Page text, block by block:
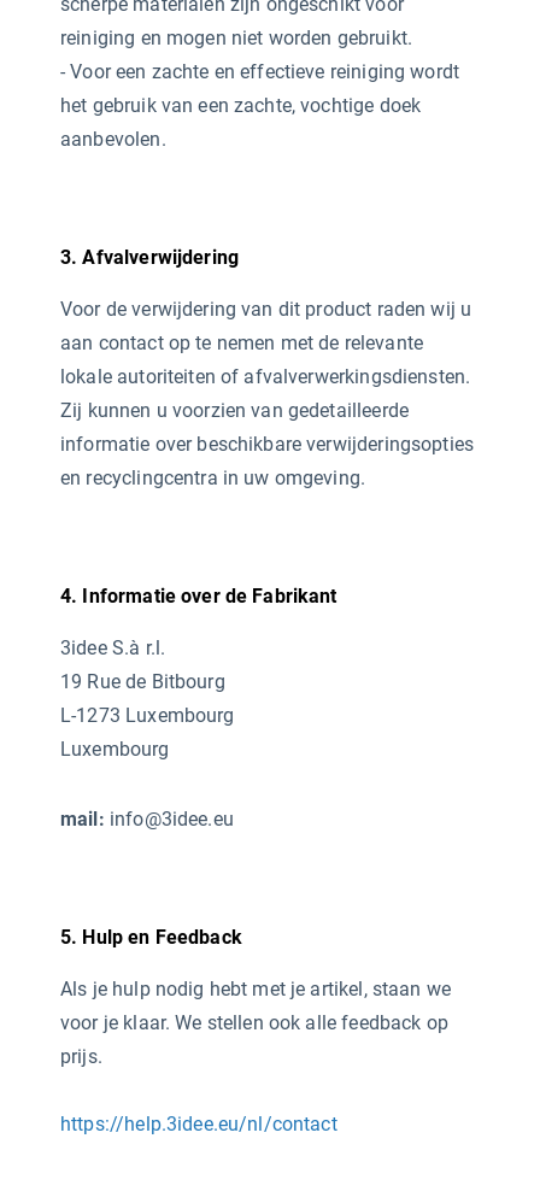
reiniging en mogen niet worden gebruikt.
- Voor een zachte en effectieve reiniging wordt
het gebruik van een zachte, vochtige doek
aanbevolen.
3. Afvalverwijdering
Voor de verwijdering van dit product raden wij u
aan contact op te nemen met de relevante
lokale autoriteiten of afvalverwerkingsdiensten.
Zij kunnen u voorzien van gedetailleerde
informatie over beschikbare verwijderingsopties
en recyclingcentra in uw omgeving.
4. Informatie over de Fabrikant
3idee S.à r.l.
19 Rue de Bitbourg
L-1273 Luxembourg
Luxembourg
mail: info@3idee.eu
5. Hulp en Feedback
Als je hulp nodig hebt met je artikel, staan we
voor je klaar. We stellen ook alle feedback op
prijs.
https://help.3idee.eu/nl/contact